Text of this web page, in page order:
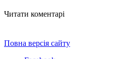
Читати коментарі
Повна версія сайту